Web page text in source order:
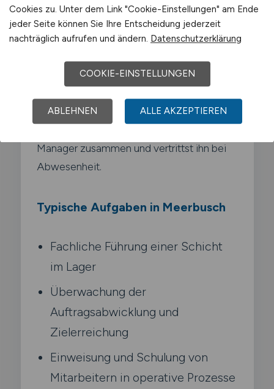
Als Warehouse Supervisor führst du eine
Schicht oder einen Teilbereich des Lagers.
beteiligt. weist Mitarbeiter an. kontrollierst
Einhaltung von Zielvorgaben sicher. Du
Manager zusammen und vertrittst ihn bei
Abwesenheit.
Typische Aufgaben in Meerbusch
Fachliche Führung einer Schicht
im Lager
Überwachung der
Auftragsabwicklung und
Zielerreichung
Einweisung und Schulung von
Mitarbeitern in operative Prozesse
Cookies zu. Unter dem Link "Cookie-Einstellungen" am Ende
jeder Seite können Sie Ihre Entscheidung jederzeit
nachträglich aufrufen und ändern. Datenschutzerklärung
COOKIE-EINSTELLUNGEN
ABLEHNEN ALLE AKZEPTIEREN